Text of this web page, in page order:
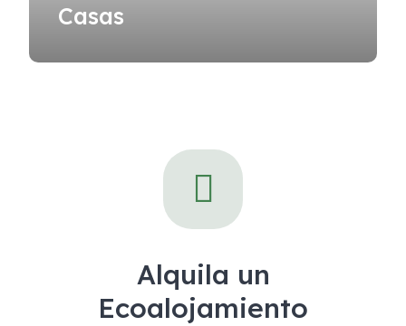
Casas
Alquila un
Ecoalojamiento